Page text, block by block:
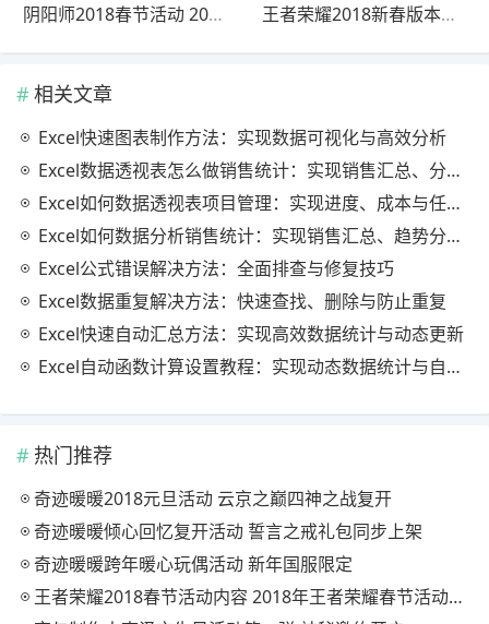
阴阳师2018春节活动 2018阴阳师春节活动大全 王者荣耀2018新春版本活动内容 新年活动第一弹开启
相关文章
Excel快速图表制作方法：实现数据可视化与高效分析
Excel数据透视表怎么做销售统计：实现销售汇总、分析与动态监控
Excel如何数据透视表项目管理：实现进度、成本与任务的高效分析
Excel如何数据分析销售统计：实现销售汇总、趋势分析与业绩优化
Excel公式错误解决方法：全面排查与修复技巧
Excel数据重复解决方法：快速查找、删除与防止重复
Excel快速自动汇总方法：实现高效数据统计与动态更新
Excel自动函数计算设置教程：实现动态数据统计与自动更新
热门推荐
奇迹暖暖2018元旦活动 云京之巅四神之战复开
奇迹暖暖倾心回忆复开活动 誓言之戒礼包同步上架
奇迹暖暖跨年暖心玩偶活动 新年国服限定
王者荣耀2018春节活动内容 2018年王者荣耀春节活动大全